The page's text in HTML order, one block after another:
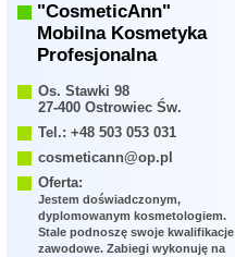
"CosmeticAnn"
Mobilna Kosmetyka
Profesjonalna
Os. Stawki 98
27-400 Ostrowiec Św.
Tel.: +48 503 053 031
cosmeticann@op.pl
Oferta:
Jestem doświadczonym,
dyplomowanym kosmetologiem.
Stale podnoszę swoje kwalifikacje
zawodowe. Zabiegi wykonuję na